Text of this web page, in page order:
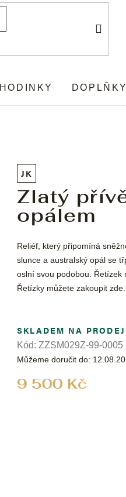
HODINKY DOPLŇKY
JK
Zlatý
opálem
Reliéf, který připomíná
slunce a australský opál se
oslní svou podobou. Řetízek
Řetízky můžete zakoupit zde
9 500 Kč
SKLADEM NA
Můžeme doručit do:
Kód: ZZSM029Z-99-0005